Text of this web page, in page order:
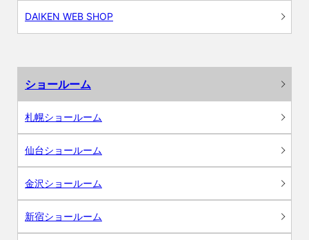
DAIKEN WEB SHOP
ショールーム
札幌ショールーム
仙台ショールーム
金沢ショールーム
新宿ショールーム